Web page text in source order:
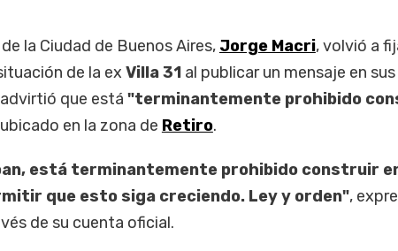
la Ciudad de Buenos Aires, Jorge Macri, volvió a
de la ex Villa 31al publicar un mensaje en
que está "terminantemente prohibido
en la zona de Retiro.
está terminantemente prohibido construir
que esto siga creciendo. Ley y orden",
de su cuenta oficial.